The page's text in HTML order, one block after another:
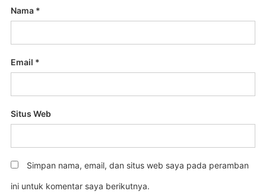
Nama *
Email *
Situs Web
Simpan nama, email, dan situs web saya pada peramban
ini untuk komentar saya berikutnya.